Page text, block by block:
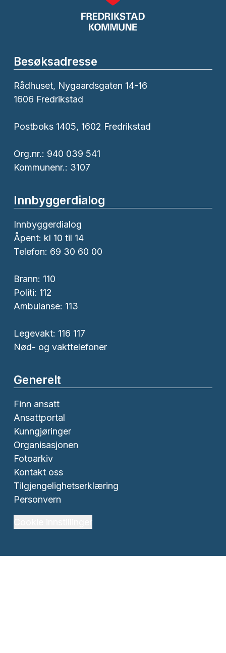
Besøksadresse
Rådhuset, Nygaardsgaten 14-16
1606 Fredrikstad
Postboks 1405, 1602 Fredrikstad
Org.nr.: 940 039 541
Kommunenr.: 3107
Innbyggerdialog
Innbyggerdialog
Åpent: kl 10 til 14
Telefon: 69 30 60 00
Brann: 110
Politi: 112
Ambulanse: 113
Legevakt: 116 117
Nød- og vakttelefoner
Generelt
Finn ansatt
Ansattportal
Kunngjøringer
Organisasjonen
Fotoarkiv
Kontakt oss
Tilgjengelighetserklæring
Personvern